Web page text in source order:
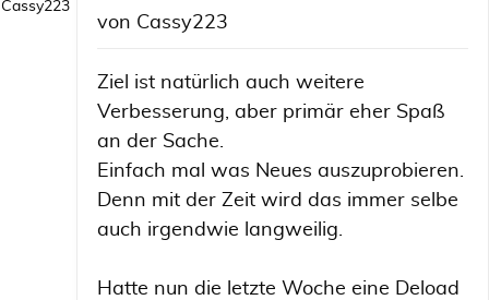
Cassy223
von Cassy223
Ziel ist natürlich auch weitere
Verbesserung, aber primär eher Spaß
an der Sache.
Einfach mal was Neues auszuprobieren.
Denn mit der Zeit wird das immer selbe
auch irgendwie langweilig.
Hatte nun die letzte Woche eine Deload